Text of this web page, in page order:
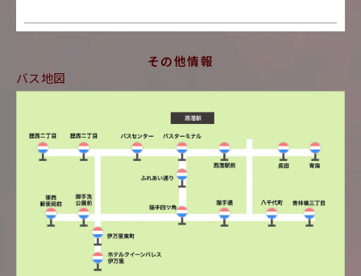
その他情報
バス地図